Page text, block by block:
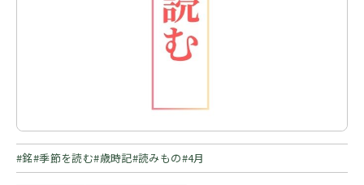
銘 季節を読む 歳時記 読みもの 4月